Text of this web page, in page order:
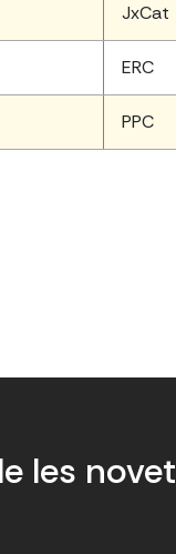
JxCat
ERC
PPC
les